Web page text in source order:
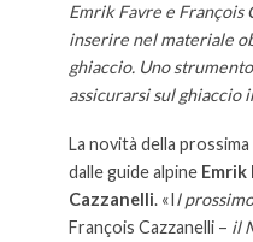
Emrik Favre e François
inserire nel materiale
ghiaccio. Uno
assicurarsi sul ghiaccio
La novità della
dalle guide alpine Emrik
Cazzanelli. «Il
François Cazzanelli – il